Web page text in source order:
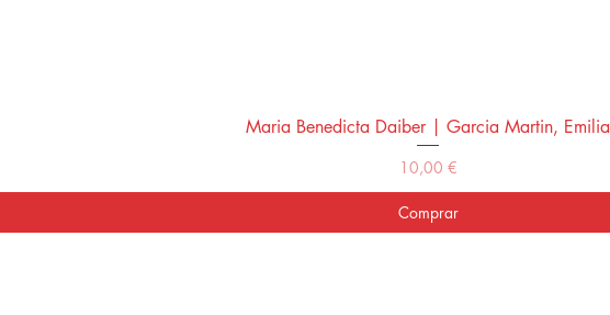
Vista rápida
Maria Benedicta Daiber | Garcia Martin, Emilia
Precio
10,00 €
Comprar